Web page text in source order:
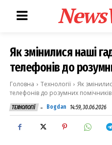
Як змінилися наші
телефонів до
Головна Технології
Як
телефонів до розумних помічників
ТЕХНОЛОГІЇ - Bogdan 14:59, 30.06.2026